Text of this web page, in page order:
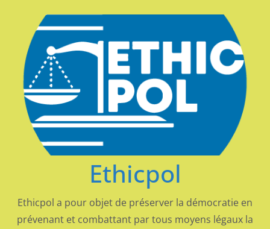
contenu
Ethicpol
Ethicpol a pour objet de préserver la démocratie en
prévenant et combattant par tous moyens légaux la